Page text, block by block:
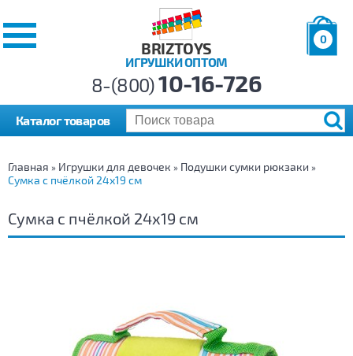
BRIZTOYS
ИГРУШКИ ОПТОМ
0
р.
8-(800)10-16-726
Каталог товаров
Главная » Игрушки для девочек » Подушки сумки рюкзаки »
Сумка с пчёлкой 24х19 см
Сумка с пчёлкой 24х19 см